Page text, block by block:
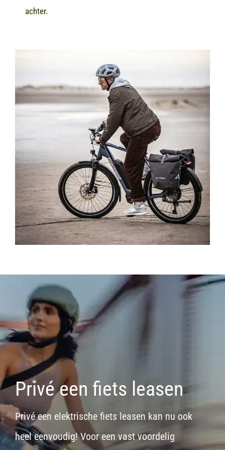
achter.
Privé een fiets leasen
Privé een elektrische fiets leasen kan nu ook
heel eenvoudig! Voor een vast voordelig